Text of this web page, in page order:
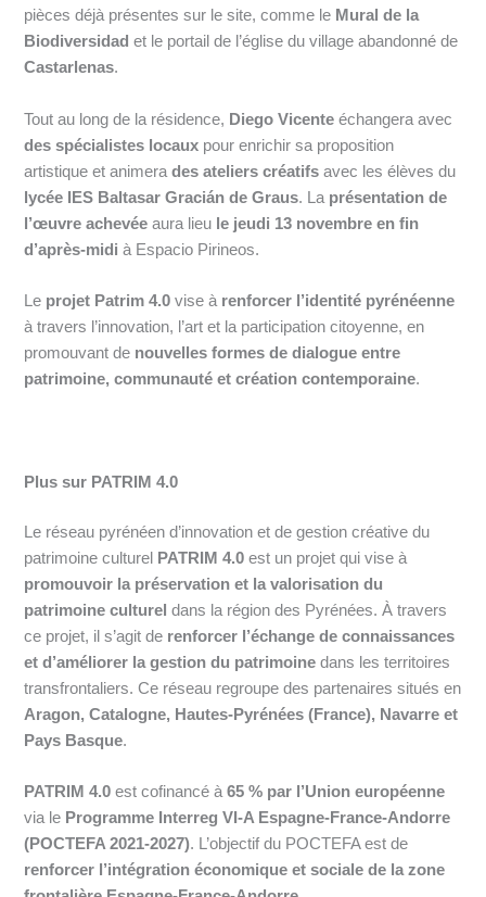
pièces déjà présentes sur le site, comme le Mural de la
Biodiversidad et le portail de l’église du village abandonné de
Castarlenas.
Tout au long de la résidence, Diego Vicente échangera avec
des spécialistes locaux pour enrichir sa proposition
artistique et animerades ateliers créatifs avec les élèves du
lycée IES Baltasar Gracián de Graus. La présentation de
l’œuvre achevée aura lieu le jeudi 13 novembre en fin
d’après-midi à Espacio Pirineos.
Le projet Patrim 4.0 vise à renforcer l’identité pyrénéenne
à travers l’innovation, l’art et la participation citoyenne, en
promouvant de nouvelles formes de dialogue entre
patrimoine, communauté et création contemporaine.
Plus sur PATRIM 4.0
Le réseau pyrénéen d’innovation et de gestion créative du
patrimoine culturel PATRIM 4.0 est un projet qui vise à
promouvoir la préservation et la valorisation du
patrimoine culturel dans la région des Pyrénées. À travers
ce projet, il s’agit de renforcer l’échange de connaissances
et d’améliorer la gestion du patrimoine dans les territoires
transfrontaliers. Ce réseau regroupe des partenaires situés en
Aragon, Catalogne, Hautes-Pyrénées (France), Navarre et
Pays Basque.
PATRIM 4.0 est cofinancé à65 % par l’Union européenne
via le Programme Interreg VI-A Espagne-France-Andorre
(POCTEFA 2021-2027). L’objectif du POCTEFA est de
renforcer l’intégration économique et sociale de la zone